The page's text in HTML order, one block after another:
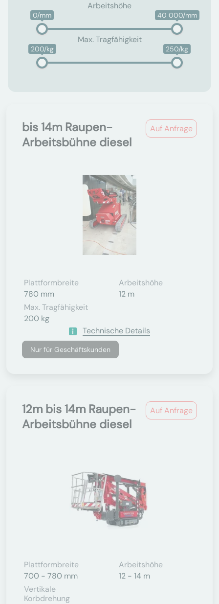
Arbeitshöhe
0/mm 40 000/mm
Max. Tragfähigkeit
200/kg 250/kg
Auf Anfrage
bis 14m Raupen-
Arbeitsbühne diesel
Plattformbreite
780 mm
Arbeitshöhe
12 m
Max. Tragfähigkeit
200 kg
Technische Details
Nur für Geschäftskunden
Auf Anfrage
12m bis 14m Raupen-
Arbeitsbühne diesel
Plattformbreite
700 - 780 mm
Arbeitshöhe
12 - 14 m
Vertikale
Korbdrehung